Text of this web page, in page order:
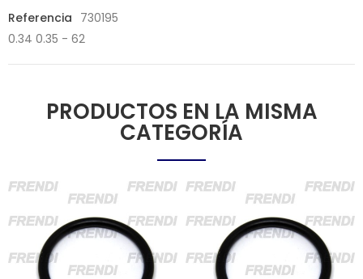
Referencia 730195
0.34 0.35 - 62
PRODUCTOS EN LA MISMA
CATEGORÍA